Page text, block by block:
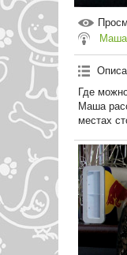
Где
Маша
местах